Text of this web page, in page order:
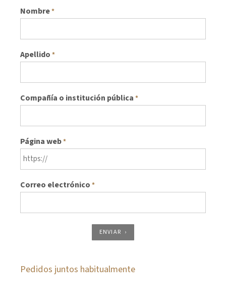
Nombre*
Apellido *
Compañía o institución pública *
Página web*
Correo electrónico *
ENVIAR
Pedidos juntos habitualmente